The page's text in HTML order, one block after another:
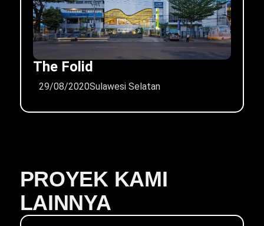
The Folid
29/08/2020Sulawesi Selatan
PROYEK KAMI
LAINNYA